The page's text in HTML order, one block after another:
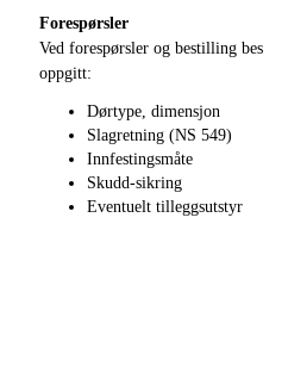
Forespørsler
Ved forespørsler og bestilling bes
oppgitt:
Dørtype, dimensjon
Slagretning (NS 549)
Innfestingsmåte
Skudd-sikring
Eventuelt tilleggsutstyr